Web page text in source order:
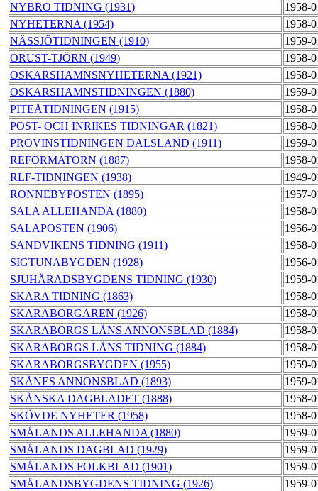
NYBRO TIDNING (1931)
1958-
NYHETERNA (1954)
1958-
NÄSSJÖTIDNINGEN (1910)
1959-
ORUST-TJÖRN (1949)
1958-
OSKARSHAMNSNYHETERNA (1921)
1958-
OSKARSHAMNSTIDNINGEN (1880)
1959-
PITEÅTIDNINGEN (1915)
1958-
POST- OCH INRIKES TIDNINGAR (1821)
1958-
PROVINSTIDNINGEN DALSLAND (1911)
1959-
REFORMATORN (1887)
1958-
RLF-TIDNINGEN (1938)
1949-
RONNEBYPOSTEN (1895)
1957-
SALA ALLEHANDA (1880)
1958-
SALAPOSTEN (1906)
1956-
SANDVIKENS TIDNING (1911)
1958-
SIGTUNABYGDEN (1928)
1956-
SJUHÄRADSBYGDENS TIDNING (1930)
1959-
SKARA TIDNING (1863)
1958-
SKARABORGAREN (1926)
1958-
SKARABORGS LÄNS ANNONSBLAD (1884)
1958-
SKARABORGS LÄNS TIDNING (1884)
1958-
SKARABORGSBYGDEN (1955)
1959-
SKÅNES ANNONSBLAD (1893)
1959-
SKÅNSKA DAGBLADET (1888)
1958-
SKÖVDE NYHETER (1958)
1958-
SMÅLANDS ALLEHANDA (1880)
1959-
SMÅLANDS DAGBLAD (1929)
1959-
SMÅLANDS FOLKBLAD (1901)
1959-
SMÅLANDSBYGDENS TIDNING (1926)
1959-